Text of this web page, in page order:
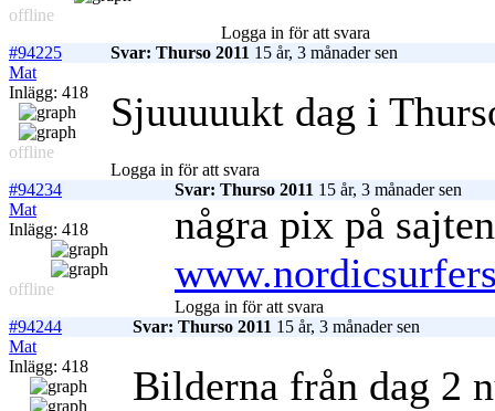
offline
Logga in för att svara
#94225
Svar: Thurso 2011 15 år, 3 månader sen
Mat
Inlägg: 418
offline
Sjuuuuukt dag i
Logga in för att svara
#94234
Svar: Thurso 2011 15 år, 3 månader sen
Mat
Inlägg: 418
offline
några pix på
Logga in för att svara
#94244
Svar: Thurso 2011 15 år, 3 månader sen
Mat
Inlägg: 418
Bilderna från dag 2